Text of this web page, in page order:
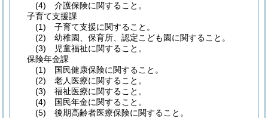
(4) 介護保険に関すること。
子育て支援課
(1) 子育て支援に関すること。
(2) 幼稚園、保育所、認定こども園に関すること。
(3) 児童福祉に関すること。
保険年金課
(1) 国民健康保険に関すること。
(2) 老人医療に関すること。
(3) 福祉医療に関すること。
(4) 国民年金に関すること。
(5) 後期高齢者医療保険に関すること。